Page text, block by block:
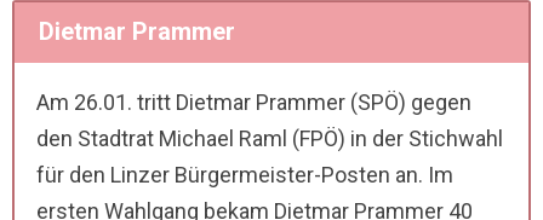
Dietmar Prammer
Am 26.01. tritt Dietmar Prammer (SPÖ) gegen
den Stadtrat Michael Raml (FPÖ) in der Stichwahl
für den Linzer Bürgermeister-Posten an. Im
ersten Wahlgang bekam Dietmar Prammer 40